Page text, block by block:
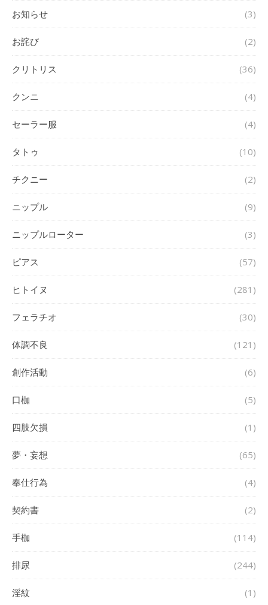
お知らせ (3)
お詫び (2)
クリトリス (36)
クンニ (4)
セーラー服 (4)
タトゥ (10)
チクニー (2)
ニップル (9)
ニップルローター (3)
ピアス (57)
ヒトイヌ (281)
フェラチオ (30)
体調不良 (121)
創作活動 (6)
口枷 (5)
四肢欠損 (1)
夢・妄想 (65)
奉仕行為 (4)
契約書 (2)
手枷 (114)
排尿 (244)
淫紋 (1)